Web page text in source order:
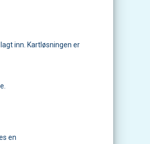
inn. Kartløsningen er
en